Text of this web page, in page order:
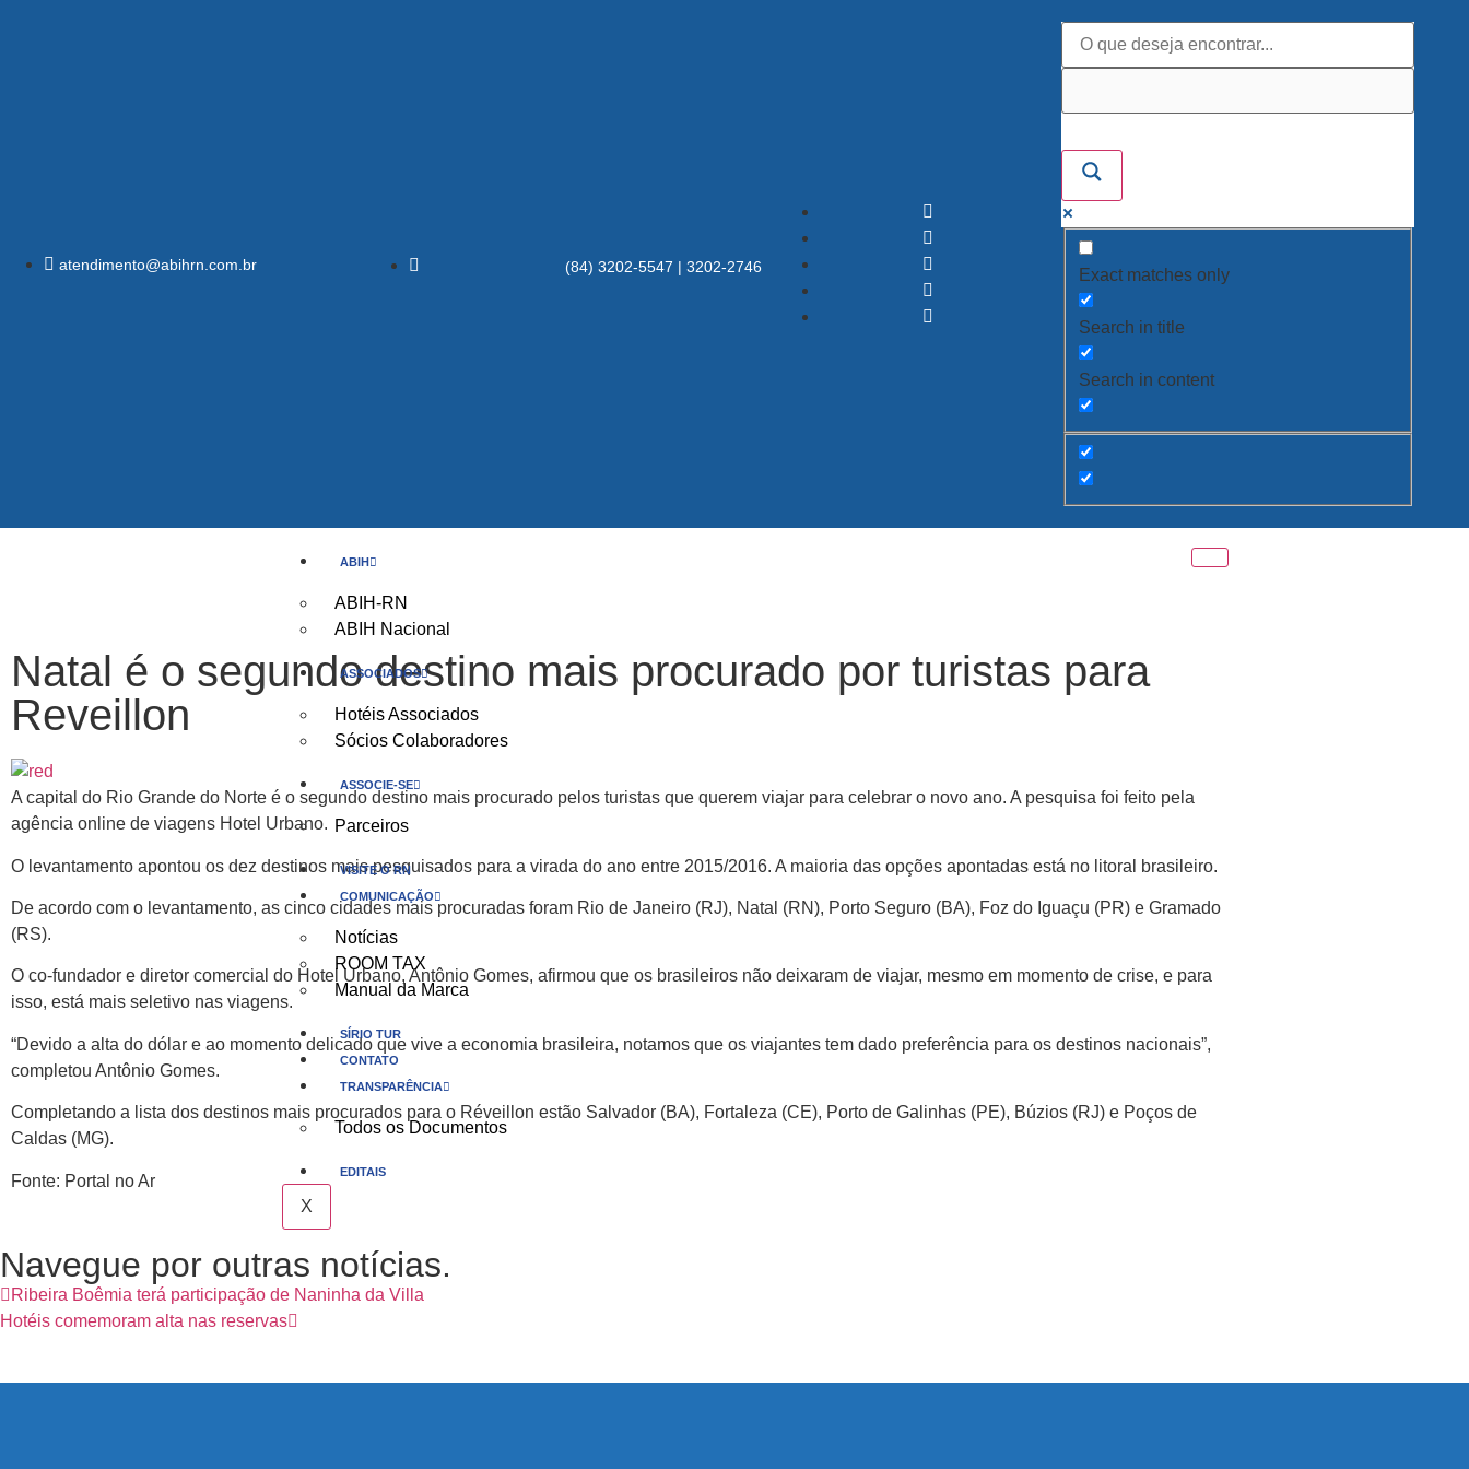
atendimento@abihrn.com.br (84) 3202-5547 | 3202-2746 Exact matches only
Search in title
Search in content
ABIH
ABIH-RN
ABIH Nacional
ASSOCIADOS
Hotéis Associados
Sócios Colaboradores
ASSOCIE-SE
Parceiros
VISITE O RN
COMUNICAÇÃO
Notícias
ROOM TAX
Manual da Marca
SÍRIO TUR
CONTATO
TRANSPARÊNCIA
Todos os Documentos
EDITAIS
X
Natal é o segundo destino mais procurado por turistas para
Reveillon
A capital do Rio Grande do Norte é o segundo destino mais procurado pelos turistas que querem viajar para celebrar o novo ano. A pesquisa foi feito pela
agência online de viagens Hotel Urbano.
O levantamento apontou os dez destinos mais pesquisados para a virada do ano entre 2015/2016. A maioria das opções apontadas está no litoral brasileiro.
De acordo com o levantamento, as cinco cidades mais procuradas foram Rio de Janeiro (RJ), Natal (RN), Porto Seguro (BA), Foz do Iguaçu (PR) e Gramado
(RS).
O co-fundador e diretor comercial do Hotel Urbano, Antônio Gomes, afirmou que os brasileiros não deixaram de viajar, mesmo em momento de crise, e para
isso, está mais seletivo nas viagens.
“Devido a alta do dólar e ao momento delicado que vive a economia brasileira, notamos que os viajantes tem dado preferência para os destinos nacionais”,
completou Antônio Gomes.
Completando a lista dos destinos mais procurados para o Réveillon estão Salvador (BA), Fortaleza (CE), Porto de Galinhas (PE), Búzios (RJ) e Poços de
Caldas (MG).
Fonte: Portal no Ar
Navegue por outras notícias.
Ribeira Boêmia terá participação de Naninha da Villa
Hotéis comemoram alta nas reservas